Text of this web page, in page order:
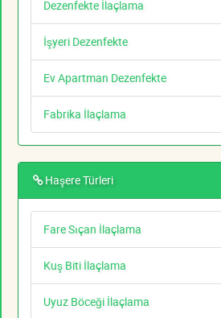
Dezenfekte İlaçlama
İşyeri Dezenfekte
Ev Apartman Dezenfekte
Fabrika İlaçlama
Haşere Türleri
Fare Sıçan İlaçlama
Kuş Biti İlaçlama
Uyuz Böceği İlaçlama